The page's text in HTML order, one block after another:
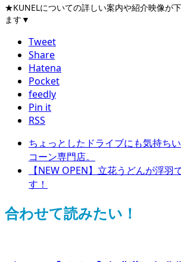
★KUNELについての詳しい案内や紹介映像が
ます▼
Tweet
Share
Hatena
Pocket
feedly
Pin it
RSS
ちょっとしたドライブにも気持ち
コーン専門店。
【NEW OPEN】立花うどんが浮羽
す！
合わせて読みたい！